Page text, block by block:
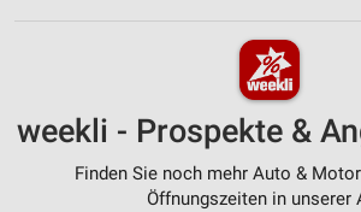
weekli - Prospekte &
Finden Sie noch mehr Auto &
Öffnungszeiten in unserer